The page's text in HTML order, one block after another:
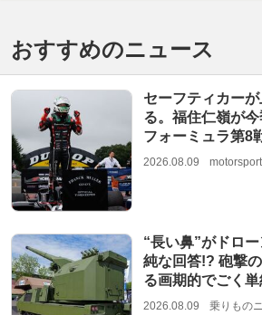
おすすめのニュース
セーフティカー
る。福住仁嶺が
フォーミュラ第8
2026.08.09
“長い鼻”がドロ
純な回答!? 砲撃
る画期的でごく
2026.08.09 乗りもの